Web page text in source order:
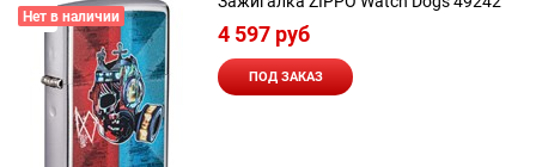
Нет в наличии
4 597 руб
ПОД ЗАКАЗ